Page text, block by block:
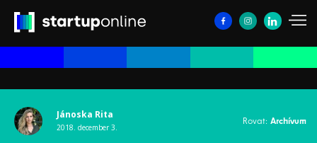
Jánoska Rita
2018. december 3.
Rovat: Archívum